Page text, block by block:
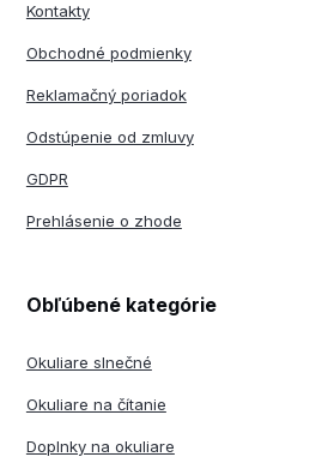
Kontakty
Obchodné podmienky
Reklamačný poriadok
Odstúpenie od zmluvy
GDPR
Prehlásenie o zhode
Obľúbené kategórie
Okuliare slnečné
Okuliare na čítanie
Doplnky na okuliare